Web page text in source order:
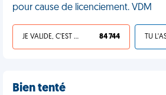
pour cause de licenciement. VDM
JE VALIDE, C'EST UNE VDM 84 744
Bien tenté